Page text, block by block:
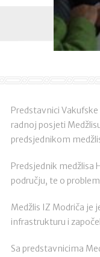
Predstavnici
radnoj posjeti
predsjednikom
Predsjednik medžlisa
području, te o
Medžlis IZ Modriča je
infrastrukturu i
Sa predstavnicima